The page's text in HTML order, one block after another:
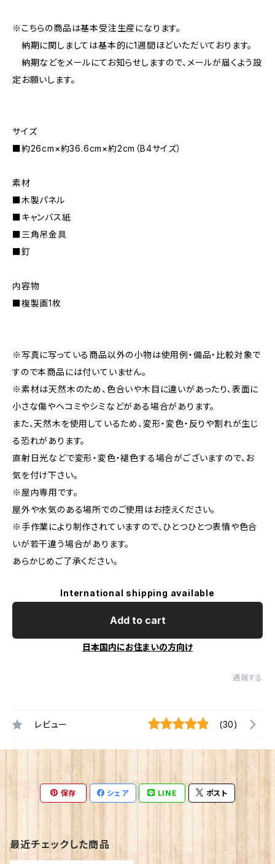
※こちらの商品は基本受注生産になります。
納期に関しましては基本的に1週間ほどいただいております。
納期などをメールにてお知らせしますので、メールが届くよう設
定お願いします。
サイズ
■約26cm×約36.6cm×約2cm（B4サイズ）
素材
■木製パネル
■キャンバス紙
■三角吊金具
■釘
内容物
■複製画1枚
※写真に写っている商品以外の小物は使用例・備品・比較対象で
すので本商品には付いていません。
※素材は天然木のため、色合いや木目に違いがあったり、表面に
小さな傷やヘコミやシミなどがある場合があります。
また、天然木を使用しているため、変形・変色・反りや割れが生じ
る恐れがあります。
直射日光などで変形・変色・褪色する場合がございますので、お
気を付け下さい。
※屋内専用です。
屋外や水気のある場所でのご使用はお控えください。
※手作業により制作されていますので、ひとつひとつ表情や色合
いが若干違う場合があります。
あらかじめご了承ください。
International shipping available
Add to cart
日本国内にお住まいの方向け
通報する
レビュー (30)
保存 シェア LINE ポスト
最近チェックした商品